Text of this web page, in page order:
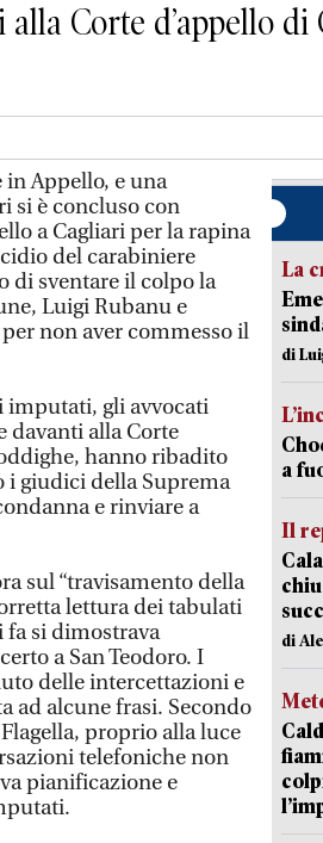
Corte d’appello di
Appello, e una
si è concluso con
a Cagliari per la rapina
del carabiniere
di sventare il colpo la
Luigi Rubanu e
non aver commesso il
imputati, gli avvocati
davanti alla Corte
hanno ribadito
i giudici della Suprema
e rinviare a
sul “travisamento della
lettura dei tabulati
fa si dimostrava
a San Teodoro. I
delle intercettazioni e
ad alcune frasi. Secondo
proprio alla luce
telefoniche non
pianificazione e
La
di
a
Il
di